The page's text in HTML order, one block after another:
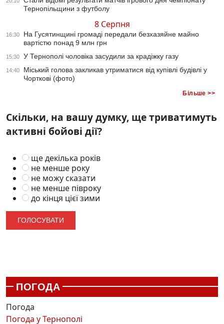
Тернопільщини з футболу
8 Серпня
16:30
На Гусятинщині громаді передали безхазяйне майно
вартістю понад 9 млн грн
15:30 У Тернополі чоловіка засудили за крадіжку газу
14:40
Міський голова закликав утриматися від купівлі будівлі у
Чорткові (фото)
Більше >>
Скільки, на вашу думку, ще триватимуть
активні бойові дії?
ще декілька років
не менше року
не можу сказати
не менше півроку
до кінця цієї зими
ПОГОДА
Погода
Погода уТернополі